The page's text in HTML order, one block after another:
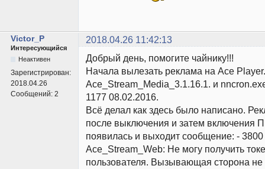
Victor_P 2018.04.26 11:42:13
Интересующийся
Неактивен
Зарегистрирован:
2018.04.26
Сообщений: 2
Добрый день, помогите чайнику!!!
Начала вылезать реклама на Ace
Ace_Stream_Media_3.1.16.1. и
1177 08.02.2016.
Всё делал как здесь было написано.
после выключения и затем включения
появилась и выходит сообщение: - 3800
Ace_Stream_Web: Не могу получить
пользователя. Вызывающая сторона не